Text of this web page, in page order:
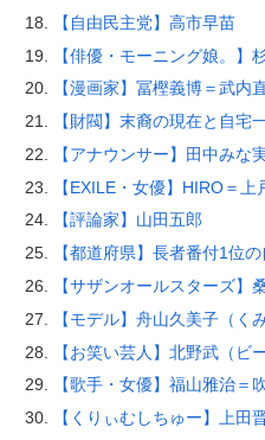
【自由民主党】高市早苗
【俳優・モーニング娘。】
【漫画家】冨樫義博＝武内
【財閥】末裔の現在と自宅
【アナウンサー】田中みな
【EXILE・女優】HIRO＝上
【評論家】山田五郎
【都道府県】長者番付1位
【サザンオールスターズ】
【モデル】舟山久美子（く
【お笑い芸人】北野武（ビ
【歌手・女優】福山雅治＝
【くりぃむしちゅー】上田